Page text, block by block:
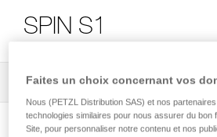
SPIN S1
Tous les conseils techniques 2
Faites un choix concernant vos
Nous (PETZL Distribution SAS) et nos
technologies similaires pour nous assurer du bon
Site, pour personnaliser notre contenu et nos